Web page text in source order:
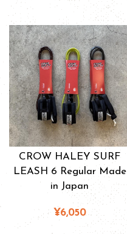
CROW HALEY SURF
LEASH 6 Regular Made
in Japan
¥6,050